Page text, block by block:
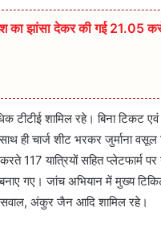
का झांसा देकर की गई 21.05
टीटीई शामिल रहे। बिना टिकट
ही चार्ज शीट भरकर जुर्माना वसूल
117 यात्रियों सहित प्लेटफार्म
गए। जांच अभियान में मुख्य टिकिट
अंकुर जैन आदि शामिल रहे।